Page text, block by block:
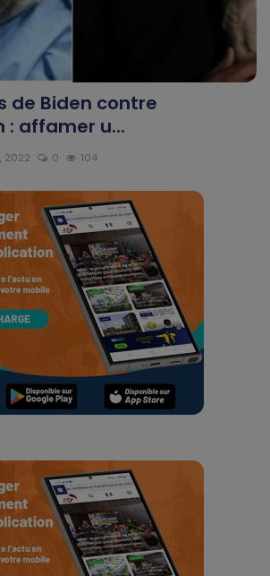
de Biden contre
: affamer u...
2022 0 104